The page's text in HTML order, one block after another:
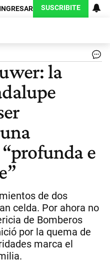
INGRESAR SUSCRIBITE
la
e
de dos
celda. Por ahora no
de Bomberos
por la quema de
marca el